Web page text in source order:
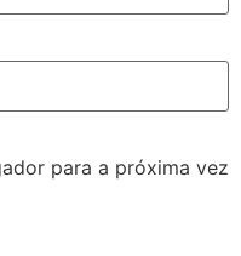
para a próxima vez